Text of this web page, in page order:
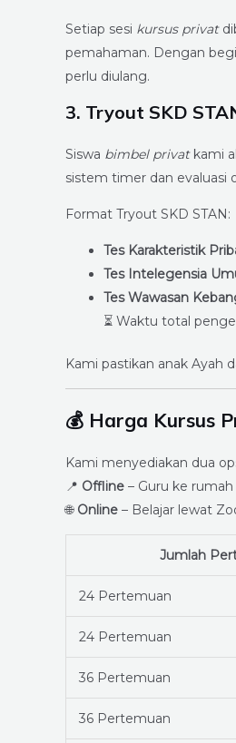
Setiap sesi kursus privat
pemahaman. Dengan
perlu diulang.
3. Tryout SKD
Siswa bimbel privatkami
sistem timer dan evaluasi
Format Tryout SKD STAN:
Tes Karakteristik
Tes Intelegensia
Tes Wawasan
⏳ Waktu total
Kami pastikan anak Ayah
💰 Harga Kursus
Kami menyediakan dua
📍 Offline – Guru ke
🌐 Online – Belajar lewat
Jumlah
24 Pertemuan
24 Pertemuan
36 Pertemuan
36 Pertemuan